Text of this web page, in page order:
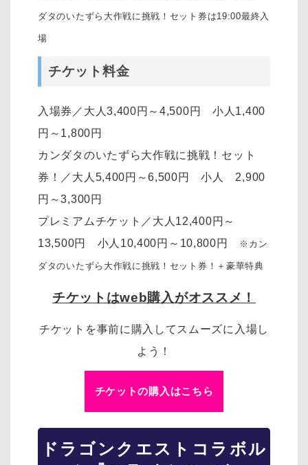
ダタのいたずら大作戦に挑戦！セット券は19:00最終入
場
チケット料金
入場券／大人3,400円～4,500円 小人1,400
円～1,800円
カンダタのいたずら大作戦に挑戦！セット
券！／大人5,400円～6,500円 小人 2,900
円～3,300円
プレミアムチケット／大人12,400円～
13,500円 小人10,400円～10,800円
※カン
ダタのいたずら大作戦に挑戦！セット券！＋豪華特典
チケットはweb購入がオススメ！
チケットを事前に購入してスムーズに入場し
よう！
チケットの購入はこちら
ドラゴンクエスト コラボル